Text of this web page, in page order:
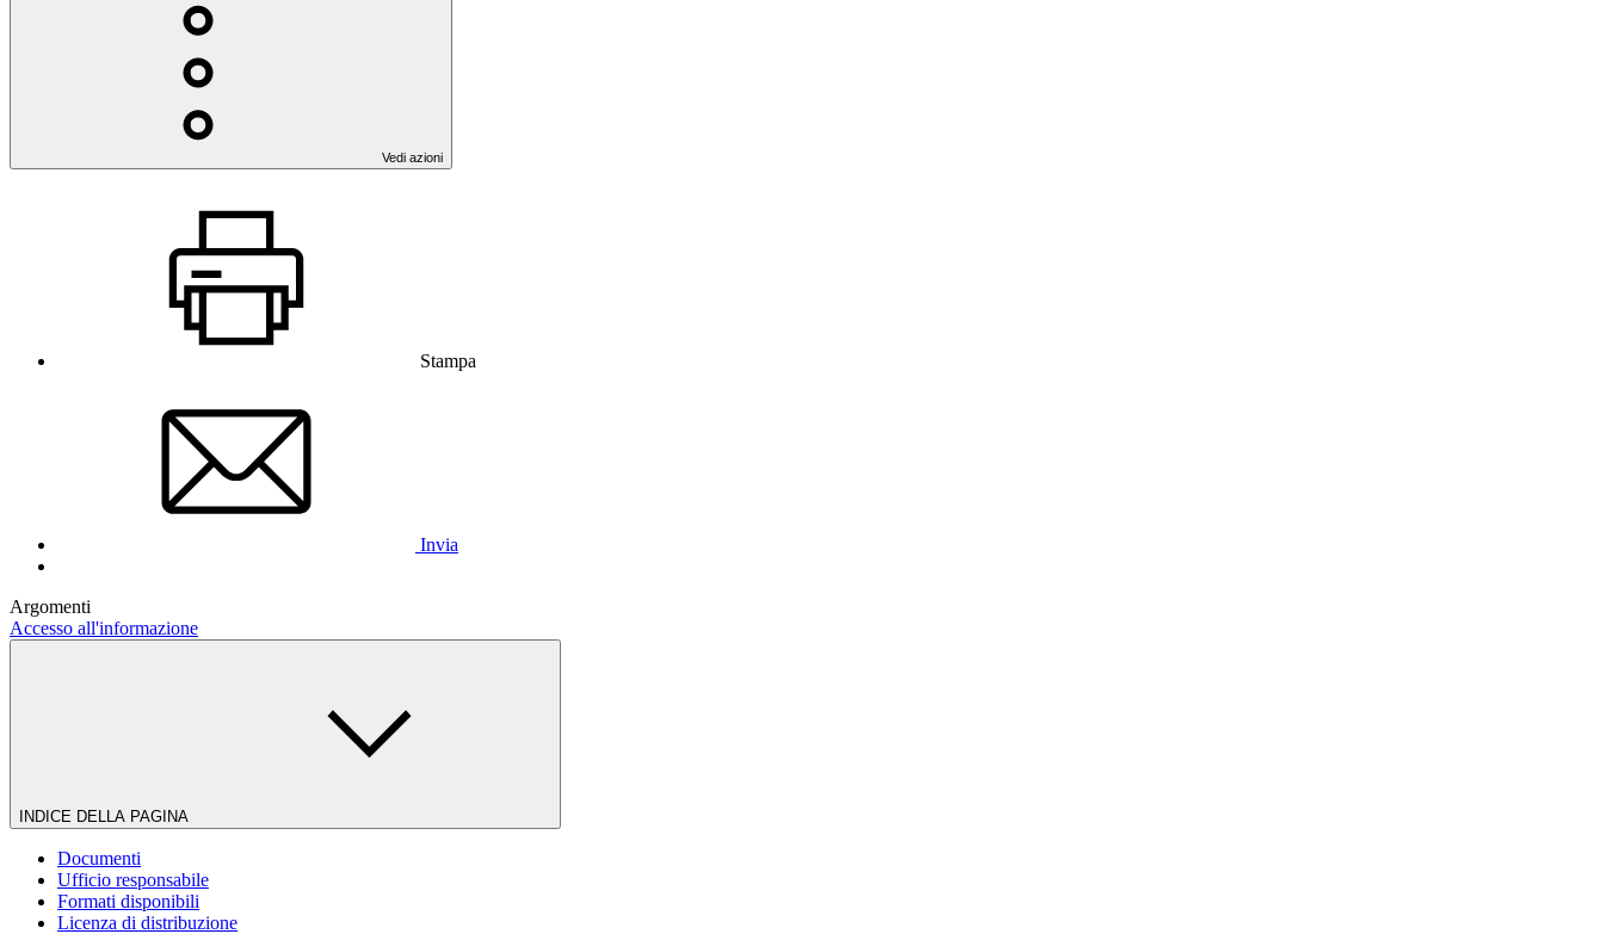
Vedi azioni
Stampa
Invia
Argomenti
Accesso all'informazione
INDICE DELLA PAGINA
Documenti
Ufficio responsabile
Formati disponibili
Licenza di distribuzione